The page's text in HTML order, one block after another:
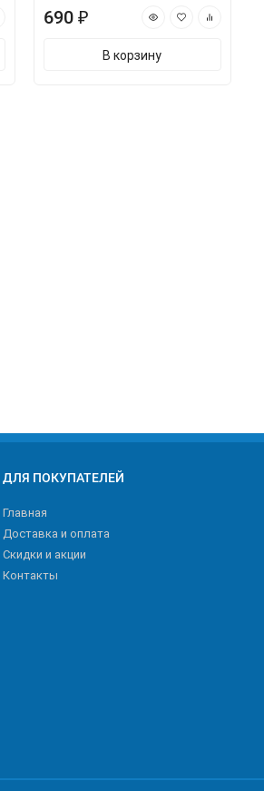
690 ₽
В корзину
ДЛЯ ПОКУПАТЕЛЕЙ
Главная
Доставка и оплата
Скидки и акции
Контакты